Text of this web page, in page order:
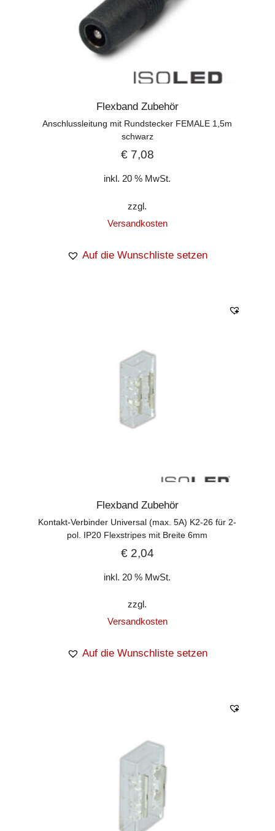
Flexband Zubehör
Anschlussleitung mit Rundstecker FEMALE 1,5m
schwarz
€7,08
inkl. 20 % MwSt.
zzgl.
Versandkosten
Auf die Wunschliste setzen
Flexband Zubehör
Kontakt-Verbinder Universal (max. 5A) K2-26 für 2-
pol. IP20 Flexstripes mit Breite 6mm
€2,04
inkl. 20 % MwSt.
zzgl.
Versandkosten
Auf die Wunschliste setzen